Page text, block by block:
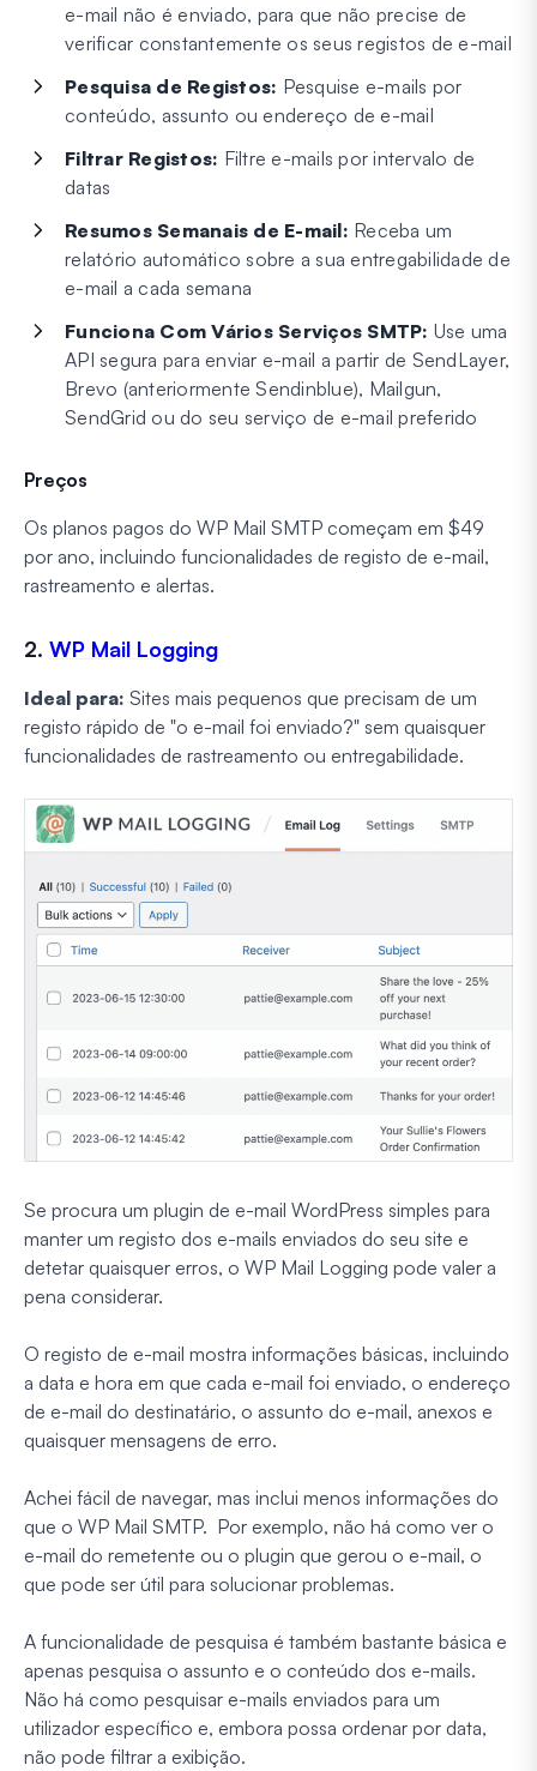
e-mail não é enviado, para que não precise de
verificar constantemente os seus registos de e-mail
Pesquisa de Registos: Pesquise e-mails por
conteúdo, assunto ou endereço de e-mail
Filtrar Registos: Filtre e-mails por intervalo de
datas
Resumos Semanais de E-mail: Receba um
relatório automático sobre a sua entregabilidade de
e-mail a cada semana
Funciona Com Vários Serviços SMTP: Use uma
API segura para enviar e-mail a partir de SendLayer,
Brevo (anteriormente Sendinblue), Mailgun,
SendGrid ou do seu serviço de e-mail preferido
Preços
Os planos pagos do WP Mail SMTP começam em $49
por ano, incluindo funcionalidades de registo de e-mail,
rastreamento e alertas.
2. WP Mail Logging
Ideal para: Sites mais pequenos que precisam de um
registo rápido de "o e-mail foi enviado?" sem quaisquer
funcionalidades de rastreamento ou entregabilidade.
Se procura um plugin de e-mail WordPress simples para
manter um registo dos e-mails enviados do seu site e
detetar quaisquer erros, o WP Mail Logging pode valer a
pena considerar.
O registo de e-mail mostra informações básicas, incluindo
a data e hora em que cada e-mail foi enviado, o endereço
de e-mail do destinatário, o assunto do e-mail, anexos e
quaisquer mensagens de erro.
Achei fácil de navegar, mas inclui menos informações do
que o WP Mail SMTP. Por exemplo, não há como ver o
e-mail do remetente ou o plugin que gerou o e-mail, o
que pode ser útil para solucionar problemas.
A funcionalidade de pesquisa é também bastante básica e
apenas pesquisa o assunto e o conteúdo dos e-mails.
Não há como pesquisar e-mails enviados para um
utilizador específico e, embora possa ordenar por data,
não pode filtrar a exibição.